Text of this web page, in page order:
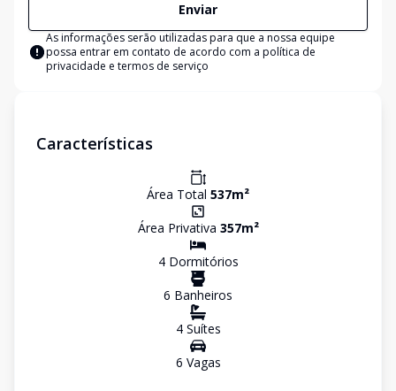
Enviar
As informações serão utilizadas para que a nossa equipe
possa entrar em contato de acordo com a política de
privacidade e termos de serviço
Características
Área Total 537m²
Área Privativa 357m²
4Dormitórios
6 Banheiros
4Suítes
6 Vagas